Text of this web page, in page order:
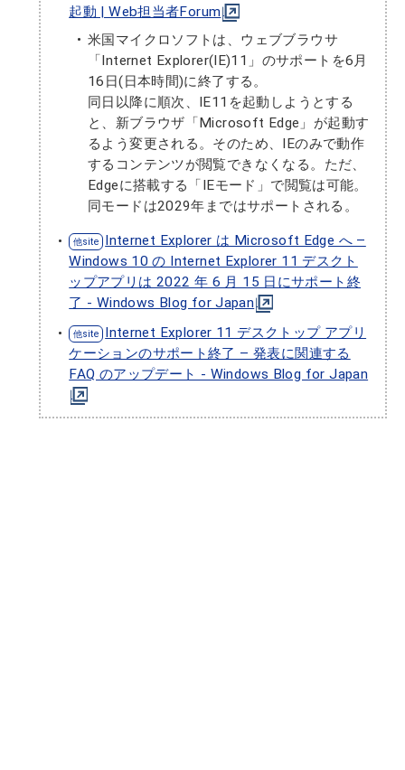
起動 | Web担当者Forum
米国マイクロソフトは、ウェブブラウサ
「Internet Explorer(IE)11」のサポートを6月
16日(日本時間)に終了する。
同日以降に順次、IE11を起動しようとする
と、新ブラウザ「Microsoft Edge」が起動す
るよう変更される。そのため、IEのみで動作
するコンテンツが閲覧できなくなる。ただ、
Edgeに搭載する「IEモード」で閲覧は可能。
同モードは2029年まではサポートされる。
Internet Explorer は Microsoft Edge へ –
Windows 10 の Internet Explorer 11 デスクト
ップアプリは 2022 年 6 月 15 日にサポート終
了 - Windows Blog for Japan
Internet Explorer 11 デスクトップ アプリ
ケーションのサポート終了 – 発表に関連する
FAQ のアップデート - Windows Blog for Japan